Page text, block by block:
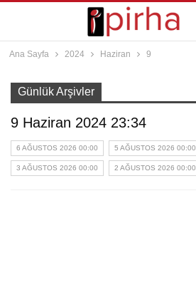
Ana Sayfa 2024 Haziran 9
Günlük Arşivler
9 Haziran 2024 23:34
6 AĞUSTOS 2026 00:00 5 AĞUSTOS 2026 00:00
3 AĞUSTOS 2026 00:00 2 AĞUSTOS 2026 00:00